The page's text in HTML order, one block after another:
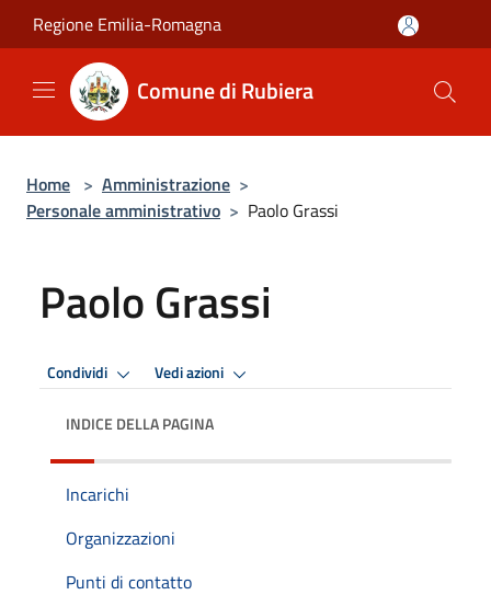
Salta al contenuto principale
Regione Emilia-Romagna
Comune di Rubiera
Home > Amministrazione >
Personale amministrativo > Paolo Grassi
Paolo Grassi
Condividi Vedi azioni
INDICE DELLA PAGINA
Incarichi
Organizzazioni
Punti di contatto